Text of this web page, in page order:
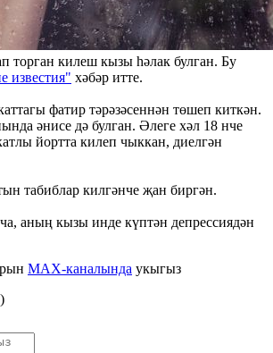
торган килеш кызы һәлак булган. Бу
е известия" хәбәр итте.
фатир тәрәзәсеннән төшеп киткән.
әнисе дә булган. Әлеге хәл 18 нче
йортта килеп чыккан, диелгән
табиблар килгәнче җан биргән.
аның кызы инде күптән депрессиядән
MAX-каналында укыгыз